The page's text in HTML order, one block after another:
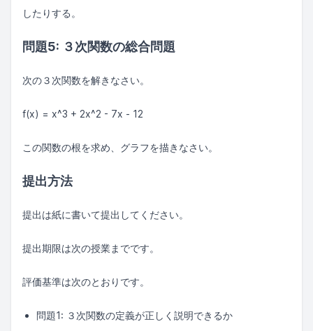
したりする。
問題5: ３次関数の総合問題
次の３次関数を解きなさい。
f(x) = x^3 + 2x^2 - 7x - 12
この関数の根を求め、グラフを描きなさい。
提出方法
提出は紙に書いて提出してください。
提出期限は次の授業までです。
評価基準は次のとおりです。
問題1: ３次関数の定義が正しく説明できるか